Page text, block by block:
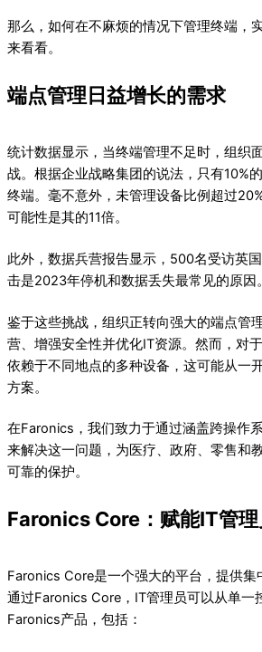
那么，如何在不麻烦的情况下管理终端，
来看看。
端点管理日益增长的需求
统计数据显示，当终端管理不足时，组织
战。根据企业战略集团的说法，只有10%
终端。毫不意外，未管理设备比例超过
可能性是其的11倍。
此外，数据兵营报告显示，500名受访英
击是2023年停机和数据丢失最常见的原因。
鉴于这些挑战，组织正转向强大的端点管
营、增强安全性并优化IT资源。然而，对
依赖于不同地点的多种设备，这可能从一
方案。
在Faronics，我们致力于通过涵盖跨操作
来解决这一问题，为医疗、政府、零售和
可靠的保护。
Faronics Core：赋能IT管理
Faronics Core是一个强大的平台，提供集
通过Faronics Core，IT管理员可以从单一
Faronics产品，包括：